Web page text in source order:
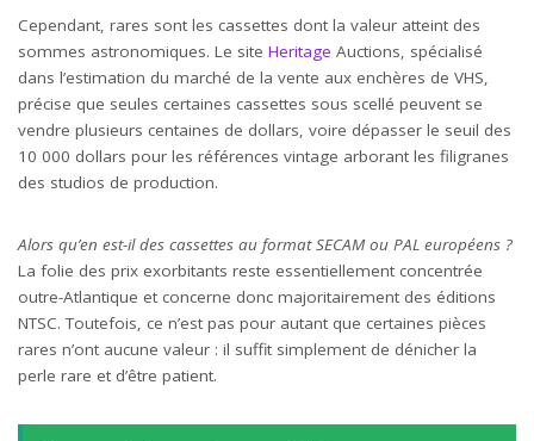
Cependant, rares sont les cassettes dont la valeur atteint des
sommes astronomiques. Le site Heritage Auctions, spécialisé
dans l’estimation du marché de la vente aux enchères de VHS,
précise que seules certaines cassettes sous scellé peuvent se
vendre plusieurs centaines de dollars, voire dépasser le seuil des
10 000 dollars pour les références vintage arborant les filigranes
des studios de production.
Alors qu’en est-il des cassettes au format SECAM ou PAL européens ?
La folie des prix exorbitants reste essentiellement concentrée
outre-Atlantique et concerne donc majoritairement des éditions
NTSC. Toutefois, ce n’est pas pour autant que certaines pièces
rares n’ont aucune valeur : il suffit simplement de dénicher la
perle rare et d’être patient.